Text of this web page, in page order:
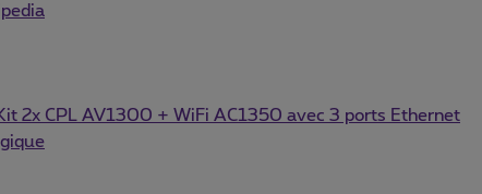
2x CPL AV1300 + WiFi AC1350 avec 3 ports Ethernet